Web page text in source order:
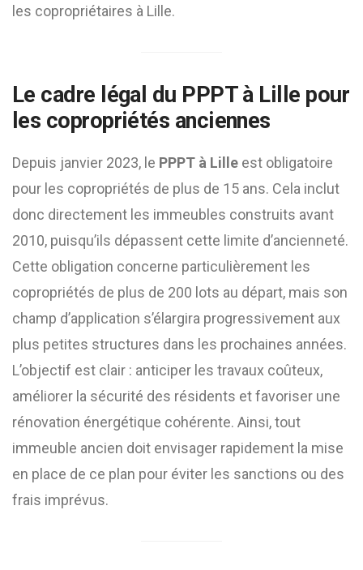
les copropriétaires à Lille.
Le cadre légal du PPPT à Lille pour
les copropriétés anciennes
Depuis janvier 2023, le PPPT à Lille est obligatoire
pour les copropriétés de plus de 15 ans. Cela inclut
donc directement les immeubles construits avant
2010, puisqu’ils dépassent cette limite d’ancienneté.
Cette obligation concerne particulièrement les
copropriétés de plus de 200 lots au départ, mais son
champ d’application s’élargira progressivement aux
plus petites structures dans les prochaines années.
L’objectif est clair : anticiper les travaux coûteux,
améliorer la sécurité des résidents et favoriser une
rénovation énergétique cohérente. Ainsi, tout
immeuble ancien doit envisager rapidement la mise
en place de ce plan pour éviter les sanctions ou des
frais imprévus.